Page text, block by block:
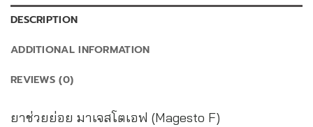
DESCRIPTION
ADDITIONAL INFORMATION
REVIEWS (0)
ยาช่วยย่อย มาเจสโตเอฟ (Magesto F)